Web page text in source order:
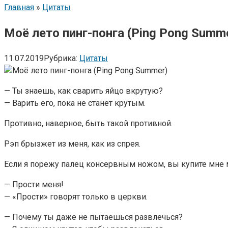
Главная » Цитаты
Моё лето пинг-понга (Ping Pong
11.07.2019Рубрика: Цитаты
— Ты знаешь, как сварить яйцо вкрутую?
— Варить его, пока не станет крутым.
Противно, наверное, быть такой противной.
Рэп брызжет из меня, как из спрея.
Если я порежу палец консервным ножом, вы купите мне
— Прости меня!
— «Прости» говорят только в церкви.
— Почему ты даже не пытаешься развлечься?